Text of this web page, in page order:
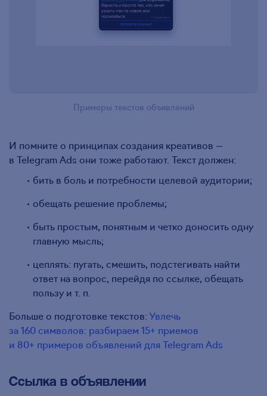
Примеры текстов объявлений
И помните о принципах создания креативов —
в Telegram Ads они тоже работают. Текст должен:
бить в боль и потребности целевой аудитории;
обещать решение проблемы;
быть простым, понятным и четко доносить одну
главную мысль;
цеплять: пугать, смешить, подстегивать найти
ответ на вопрос, перейдя по ссылке, обещать
пользу и т. п.
Больше о подготовке текстов: Увлечь
за 160 символов: разбираем 15+ приемов
и 80+ примеров объявлений для Telegram Ads
Ссылка в объявлении